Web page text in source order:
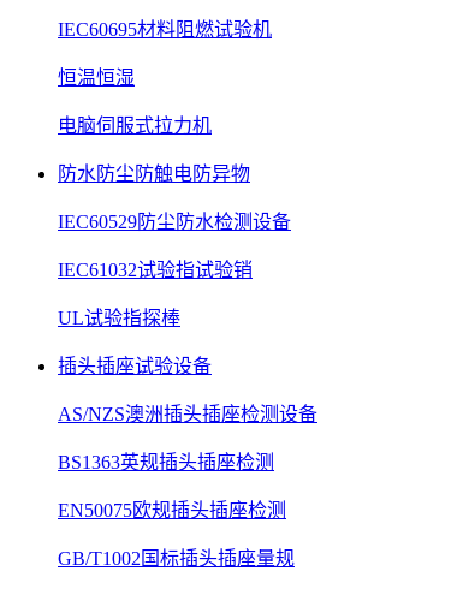
IEC60695材料阻燃试验机
恒温恒湿
电脑伺服式拉力机
防水防尘防触电防异物
IEC60529防尘防水检测设备
IEC61032试验指试验销
UL试验指探棒
插头插座试验设备
AS/NZS澳洲插头插座检测设备
BS1363英规插头插座检测
EN50075欧规插头插座检测
GB/T1002国标插头插座量规